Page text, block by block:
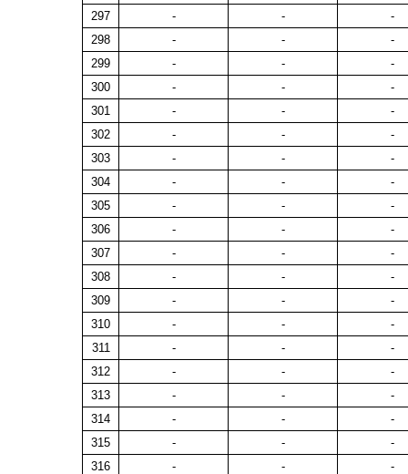
297
- -
-
298
- -
-
299
- -
-
300
- -
-
301
- -
-
302
- -
-
303
- -
-
304
- -
-
305
- -
-
306
- -
-
307
- -
-
308
- -
-
309
- -
-
310
- -
-
311
- -
-
312
- -
-
313
- -
-
314
- -
-
315
- -
-
316
- -
-